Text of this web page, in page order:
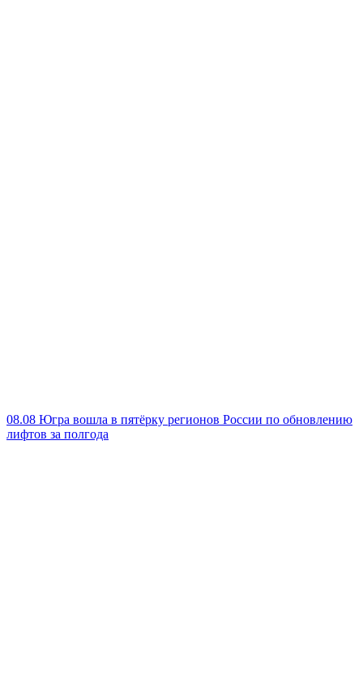
08.08 Югра вошла в пятёрку регионов России по обновлению
лифтов за полгода